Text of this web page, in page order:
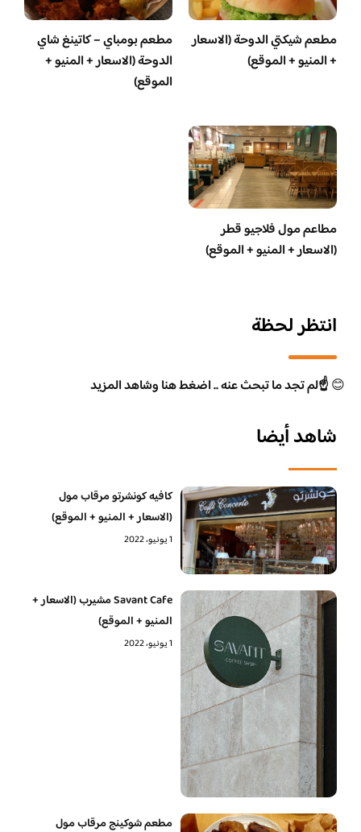
مطعم شيكتي الدوحة (الاسعار
+ المنيو + الموقع)
مطعم بومباي – كاتينغ شاي
الدوحة (الاسعار + المنيو +
الموقع)
مطاعم مول فلاجيو قطر
(الاسعار + المنيو + الموقع)
انتظر لحظة
😊☝️لم تجد ما تبحث عنه .. اضغط هنا وشاهد المزيد
شاهد أيضا
كافيه كونشرتو مرقاب مول
(الاسعار + المنيو + الموقع)
1 يونيو، 2022
Savant Cafe مشيرب (الاسعار +
المنيو + الموقع)
1 يونيو، 2022
مطعم شوكينج مرقاب مول